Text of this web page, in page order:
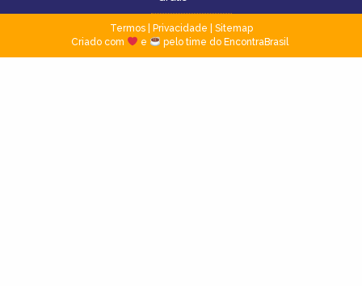
Termos| Privacidade
Sitemap
Criado com
e pelo time do EncontraBrasil